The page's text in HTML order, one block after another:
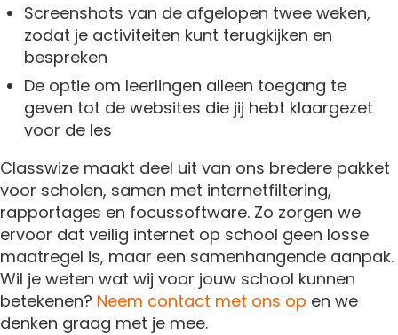
Screenshots van de afgelopen twee weken,
zodat je activiteiten kunt terugkijken en
bespreken
De optie om leerlingen alleen toegang te
geven tot de websites die jij hebt klaargezet
voor de les
Classwize maakt deel uit van ons bredere pakket
voor scholen, samen met internetfiltering,
rapportages en focussoftware. Zo zorgen we
ervoor dat veilig internet op school geen losse
maatregel is, maar een samenhangende aanpak.
Wil je weten wat wij voor jouw school kunnen
betekenen? Neem contact met ons op en we
denken graag met je mee.